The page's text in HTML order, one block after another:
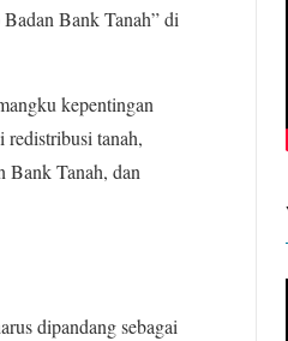
Bank Tanah” di
kepentingan
redistribusi tanah,
Bank Tanah, dan
dipandang sebagai